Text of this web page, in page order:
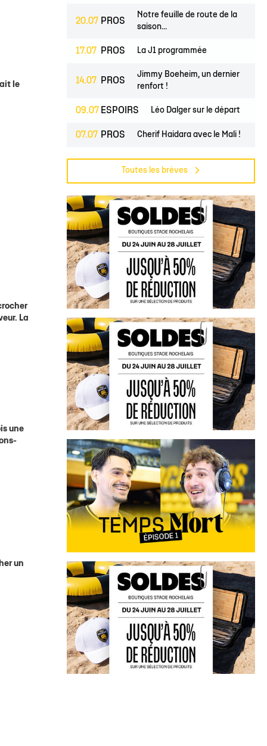
filles
Rejoindre l'EDB
le
La
une
un
20.07 PROS
Notre feuille de route de la
saison...
17.07 PROS La J1 programmée
14.07 PROS
Jimmy Boeheim, un dernier
renfort !
09.07 ESPOIRS Léo Dalger sur le départ
07.07 PROS Cherif Haidara avec le Mali !
PROS
Jase Townsend rejoint les
rangs...
02.07 CLUB
Le Club une nouvelle fois
labellisé...
29.06 CLUB
L'Asso est à la recherche de
trois...
Toutes les brèves